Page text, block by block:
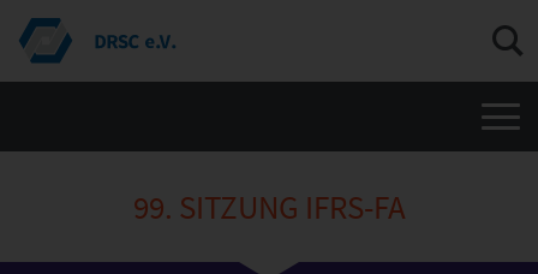
99. SITZUNG IFRS-FA